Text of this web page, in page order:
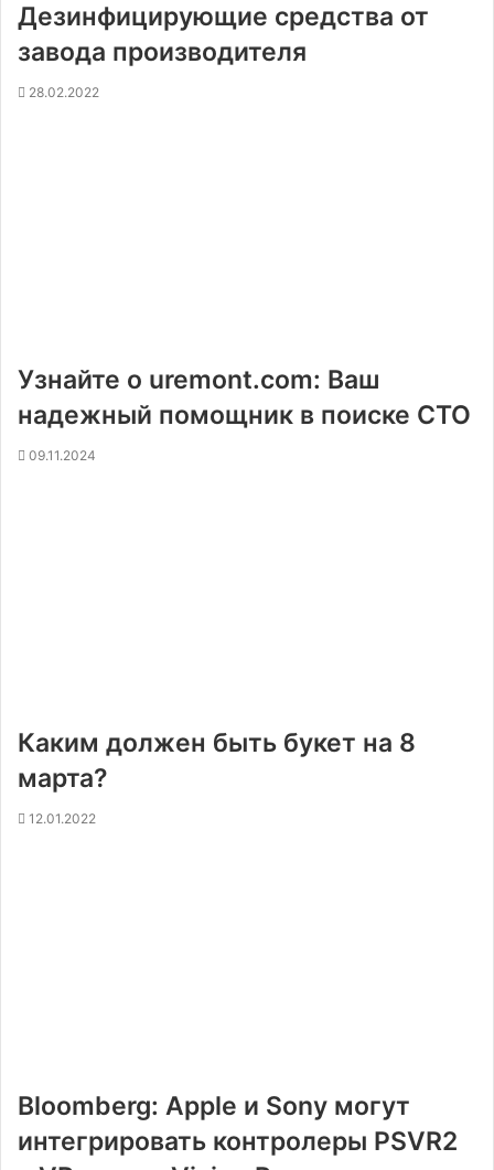
Дезинфицирующие средства от
завода производителя
28.02.2022
Узнайте о uremont.com: Ваш
надежный помощник в поиске СТО
09.11.2024
Каким должен быть букет на 8
марта?
12.01.2022
Bloomberg: Apple и Sony могут
интегрировать контролеры PSVR2